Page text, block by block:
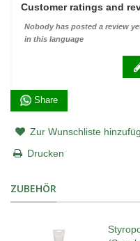
Customer ratings and
Nobody has posted a review
in this language
Share
Zur Wunschliste
Drucken
ZUBEHÖR